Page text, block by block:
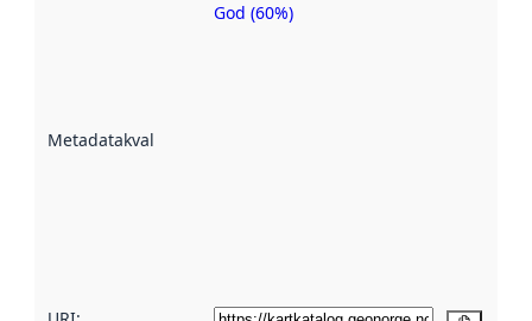
Metadatakvalitet
Metadatakvalitet
God (60%)